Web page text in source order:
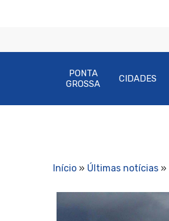
PONTA
GROSSA
CIDADES
Início » Últimas notícias »